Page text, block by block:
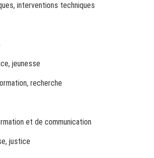
interventions techniques
jeunesse
recherche
et de communication
justice